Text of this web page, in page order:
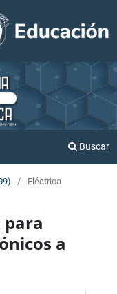
Buscar
/ Eléctrica
a